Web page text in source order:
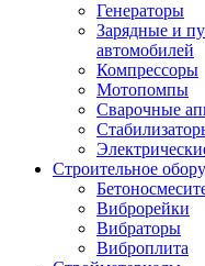
Генераторы
Зарядные и
автомобилей
Компрессоры
Мотопомпы
Сварочные
Строительное
Виброрейки
Вибраторы
Виброплита